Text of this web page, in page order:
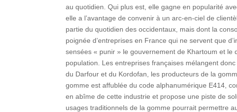
au quotidien. Qui plus est, elle gagne en popularité
elle a l’avantage de convenir à un arc-en-ciel de
partie du quotidien des occidentaux, mais dont la
poignée d’entreprises en France qui ne servent que
sensées « punir » le gouvernement de Khartoum et le
population. Les entreprises françaises mélangent
du Darfour et du Kordofan, les producteurs de la
gomme est affublée du code alphanumérique E414,
en abîme de cette industrie et propose une piste de
usages traditionnels de la gomme pourrait permettre